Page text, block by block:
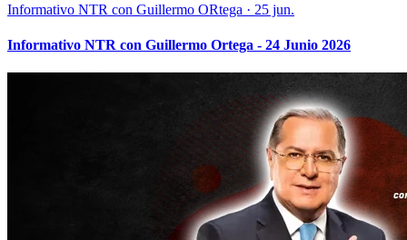
Informativo NTR con Guillermo ORtega · 25 jun.
Informativo NTR con Guillermo Ortega - 24 Junio 2026